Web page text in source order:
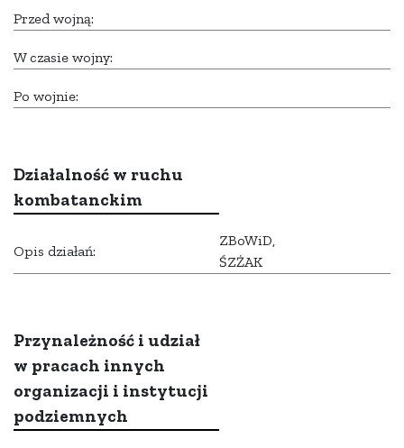
Przed wojną:
W czasie wojny:
Po wojnie:
Działalność w ruchu
kombatanckim
Opis działań:
ZBoWiD,
ŚZŻAK
Przynależność i udział
w pracach innych
organizacji i instytucji
podziemnych